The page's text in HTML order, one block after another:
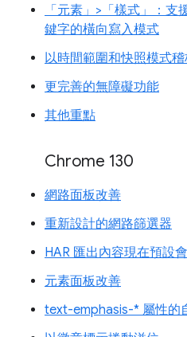
「元素」>「樣式」：支
鍵字的橫向寫入模式
以時間範圍和快照模式
更完善的無障礙功能
其他重點
Chrome 130
網路面板改善
重新設計的網路篩選器
HAR 匯出內容現在預設
元素面板改善
text-emphasis-* 屬性的